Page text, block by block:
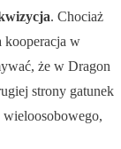
. Chociaż
kooperacja w
że w Dragon
strony gatunek